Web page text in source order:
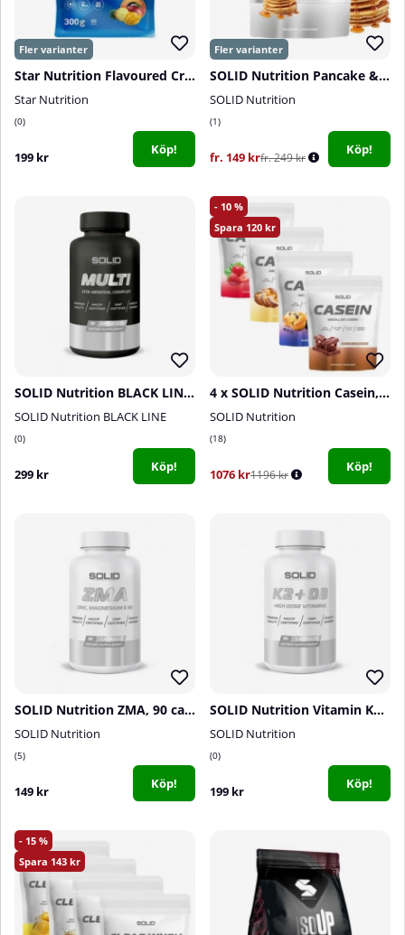
Star Nutrition Flavoured Creatine Monohydrate, 300 g
Star Nutrition
0
199 kr Köp!
SOLID Nutrition Pancake & Waffle Mix, 750 g
SOLID Nutrition
1
fr. 149 krfr. 249 kr
Köp!
SOLID Nutrition BLACK LINE Multi, 90 mega caps
SOLID Nutrition BLACK LINE
0
299 kr Köp!
10
120
4 x SOLID Nutrition Casein, 750 g
SOLID Nutrition
18
1076 kr1196 kr
Köp!
SOLID Nutrition ZMA, 90 caps
SOLID Nutrition
5
149 kr Köp!
SOLID Nutrition Vitamin K2+D3, 90 caps
SOLID Nutrition
0
199 kr Köp!
15
143